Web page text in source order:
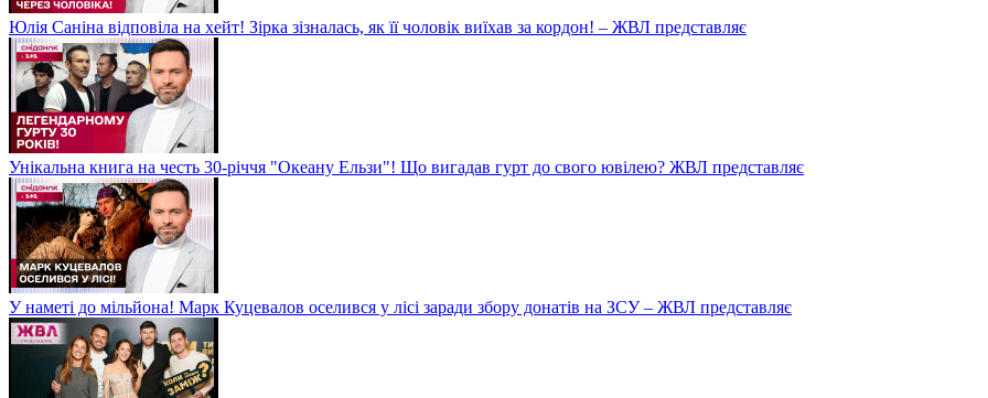
Юлія Саніна відповіла на хейт! Зірка зізналась, як її чоловік виїхав за кордон! – ЖВЛ представляє
Унікальна книга на честь 30-річчя "Океану Ельзи"! Що вигадав гурт до свого ювілею? ЖВЛ представляє
У наметі до мільйона! Марк Куцевалов оселився у лісі заради збору донатів на ЗСУ – ЖВЛ представляє